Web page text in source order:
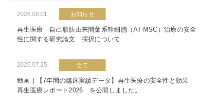
2026.08.01 お知らせ
再生医療｜自己脂肪由来間葉系幹細胞（AT-MSC）治療の安全
性に関する研究論文 採択について
2026.07.25 全て
動画｜【7年間の臨床実績データ】再生医療の安全性と効果｜
再生医療レポート2026 を公開しました。